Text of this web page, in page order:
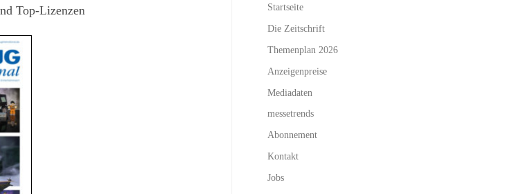
Top-Lizenzen
Startseite
Die Zeitschrift
Themenplan 2026
Anzeigenpreise
Mediadaten
messetrends
Abonnement
Kontakt
Jobs